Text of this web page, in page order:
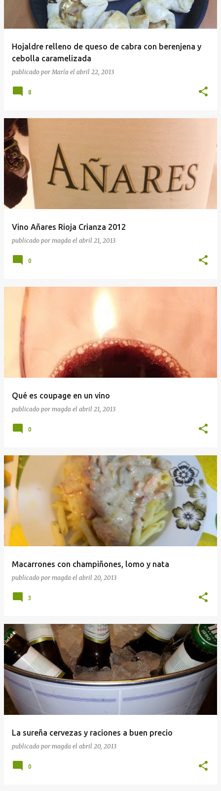
Hojaldre relleno de queso de cabra con berenjena y
cebolla caramelizada
publicado por María el abril 22, 2013
8
Vino Añares Rioja Crianza 2012
publicado por magda el abril 21, 2013
0
Qué es coupage en un vino
publicado por magda el abril 21, 2013
0
Macarrones con champiñones, lomo y nata
publicado por magda el abril 20, 2013
3
La sureña cervezas y raciones a buen precio
publicado por magda el abril 20, 2013
0